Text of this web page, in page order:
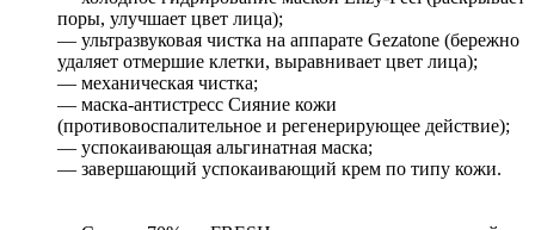
поры, улучшает цвет лица);
— ультразвуковая чистка на аппарате Gezatone (бережно
удаляет отмершие клетки, выравнивает цвет лица);
— механическая чистка;
— маска-антистресс Сияние кожи
(противовоспалительное и регенерирующее действие);
— успокаивающая альгинатная маска;
— завершающий успокаивающий крем по типу кожи.